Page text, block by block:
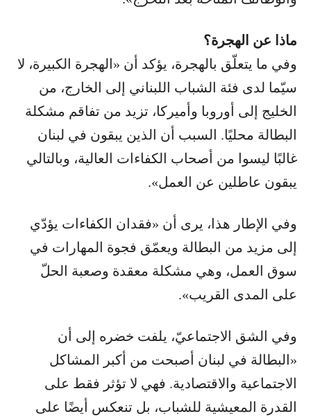
ماذا عن الهجرة؟
وفي ما يتعلّق بالهجرة، يؤكد أن «الهجرة الكبيرة، لا
سيّما لدى فئة الشباب اللبناني إلى الخارج، من
الخليج إلى أوروبا وأميركا، تزيد من تفاقم مشكلة
البطالة محليًا. السبب أن الذين يبقون في لبنان
غالبًا ليسوا من أصحاب الكفاءات العالية، وبالتالي
يبقون عاطلين عن العمل».
وفي الإطار هذا، يرى أن «فقدان الكفاءات يؤدّي
إلى مزيد من البطالة ويعمّق فجوة المهارات في
سوق العمل، وهي مشكلة معقدة وصعبة الحلّ
على المدى القريب».
وفي الشق الاجتماعيّ، يلفت خضره إلى أن
«البطالة في لبنان أصبحت من أكبر المشاكل
الاجتماعية والاقتصادية. فهي لا تؤثر فقط على
القدرة المعيشية للشباب، بل تنعكس أيضًا على